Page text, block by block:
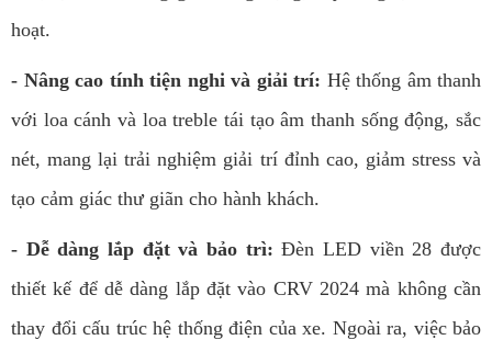
hoạt.
- Nâng cao tính tiện nghi và giải trí: Hệ thống âm thanh
với loa cánh và loa treble tái tạo âm thanh sống động, sắc
nét, mang lại trải nghiệm giải trí đỉnh cao, giảm stress và
tạo cảm giác thư giãn cho hành khách.
- Dễ dàng lắp đặt và bảo trì: Đèn LED viền 28 được
thiết kế để dễ dàng lắp đặt vào CRV 2024 mà không cần
thay đổi cấu trúc hệ thống điện của xe. Ngoài ra, việc bảo